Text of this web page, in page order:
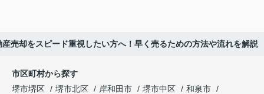
売却をスピード重視したい方へ！早く売るための方法や流れを解説
市区町村から探す
堺市堺区
堺市北区 岸和田市 堺市中区
和泉市